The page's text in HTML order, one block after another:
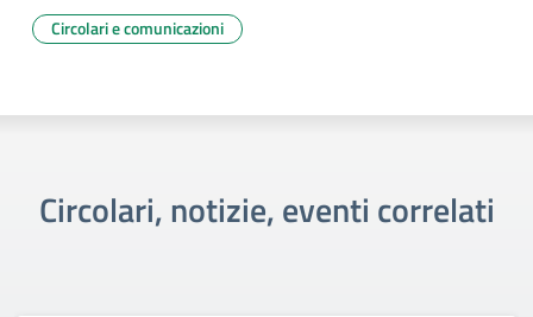
Circolari e comunicazioni
Circolari, notizie, eventi correlati